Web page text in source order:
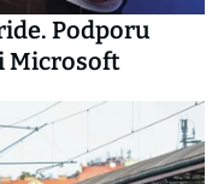
Podporu
Microsoft